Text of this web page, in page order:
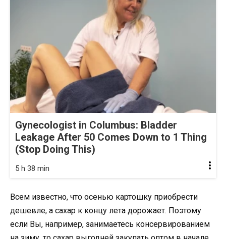
Gynecologist in Columbus: Bladder
Leakage After 50 Comes Down to 1 Thing
(Stop Doing This)
5 h 38 min
Всем известно, что осенью картошку приобрести
дешевле, а сахар к концу лета дорожает. Поэтому
если Вы, например, занимаетесь консервированием